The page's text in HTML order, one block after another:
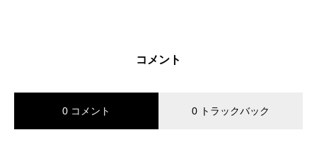
コメント
0 コメント 0 トラックバック